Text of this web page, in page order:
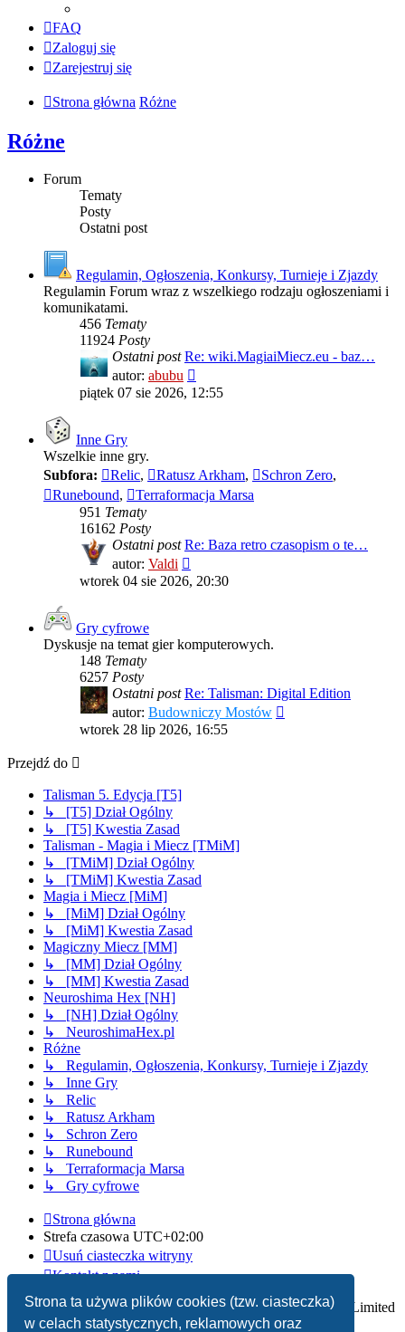
Strona ta używa plików cookies (tzw. ciasteczka)
w celach statystycznych, reklamowych oraz
FAQ
Zaloguj się
Zarejestruj się
Strona główna Różne
Różne
Forum
Tematy
Posty
Ostatni post
Regulamin, Ogłoszenia, Konkursy, Turnieje i Zjazdy
Regulamin Forum wraz z wszelkiego rodzaju ogłoszeniami i
komunikatami.
456 Tematy
11924 Posty
Ostatni post Re: wiki.MagiaiMiecz.eu - baz…
autor: abubu
najnowszy
piątek 07 sie 2026, 12:55
Inne Gry
Wszelkie inne gry.
Subfora:
Relic, Ratusz Arkham, Schron Zero,
Runebound,
Terraformacja Marsa
951 Tematy
16162 Posty
Ostatni post Re: Baza retro czasopism o te…
autor: Valdi
najnowszy
post
wtorek 04 sie 2026, 20:30
Gry cyfrowe
Dyskusje na temat gier komputerowych.
148 Tematy
6257 Posty
Ostatni post Re: Talisman: Digital Edition
autor: Budowniczy Mostów
wtorek 28 lip 2026, 16:55
Przejdź do
Talisman 5. Edycja [T5]
↳ [T5] Dział Ogólny
↳ [T5] Kwestia Zasad
Talisman - Magia i Miecz [TMiM]
↳ [TMiM] Dział Ogólny
↳ [TMiM] Kwestia Zasad
Magia i Miecz [MiM]
↳ [MiM] Dział Ogólny
↳ [MiM] Kwestia Zasad
Magiczny Miecz [MM]
↳ [MM] Dział Ogólny
↳ [MM] Kwestia Zasad
Neuroshima Hex [NH]
↳ [NH] Dział Ogólny
↳ NeuroshimaHex.pl
Różne
↳ Regulamin, Ogłoszenia, Konkursy, Turnieje i Zjazdy
↳ Inne Gry
↳ Relic
↳ Ratusz Arkham
↳ Schron Zero
↳ Runebound
↳ Terraformacja Marsa
↳ Gry cyfrowe
Strona główna
Strefa czasowa UTC+02:00
Usuń ciasteczka witryny
Kontakt z nami
Technologię dostarczaphpBB® Forum Software © phpBB Limited